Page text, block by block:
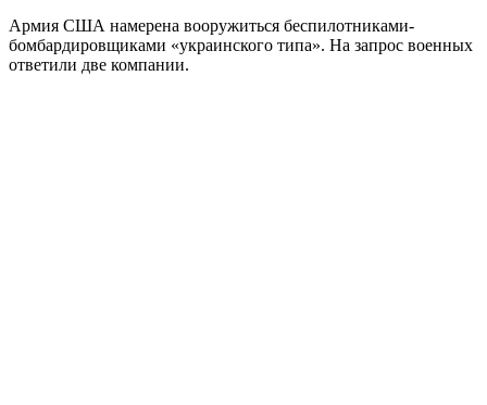
Армия США намерена вооружиться беспилотниками-
бомбардировщиками «украинского типа». На запрос военных
ответили две компании.